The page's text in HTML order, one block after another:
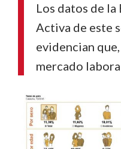
Los datos de
Activa de este
evidencian
mercado